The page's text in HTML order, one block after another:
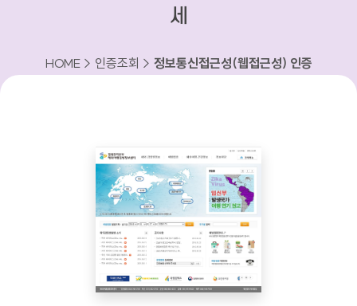
세
HOME > 인증조회 > 정보통신접근성(웹접근성) 인증